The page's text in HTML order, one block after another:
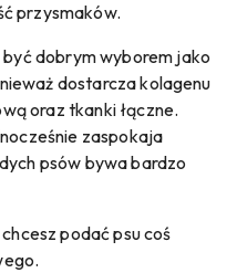
przysmaków.
dobrym wyborem jako
dostarcza kolagenu
oraz tkanki łączne.
zaspokaja
psów bywa bardzo
podać psu coś